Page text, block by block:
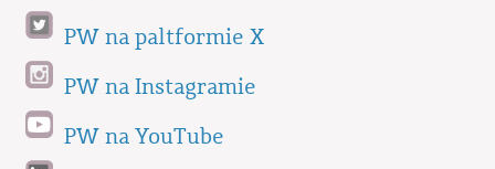
PW na paltformie X
PW na Instagramie
PW na YouTube